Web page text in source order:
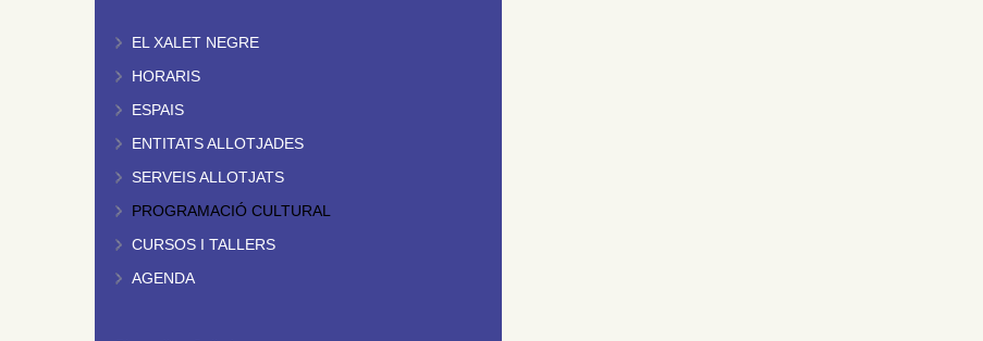
EL XALET NEGRE
HORARIS
ESPAIS
ENTITATS ALLOTJADES
SERVEIS ALLOTJATS
PROGRAMACIÓ CULTURAL
CURSOS I TALLERS
AGENDA